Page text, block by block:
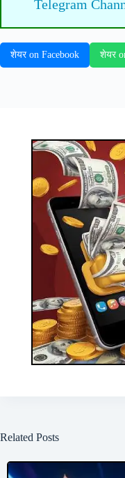
Telegram
शेयर on Facebook शेयर
Related Posts